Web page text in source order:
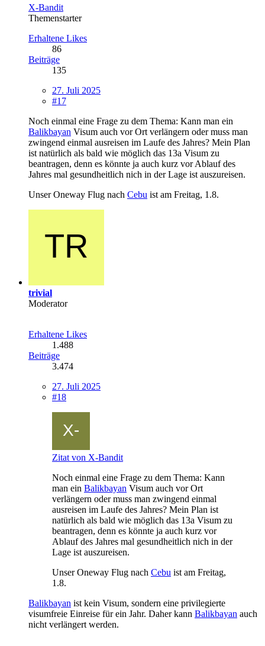
X-Bandit
Themenstarter
Erhaltene Likes
86
Beiträge
135
27. Juli 2025
#17
Noch einmal eine Frage zu dem Thema: Kann man ein
Balikbayan Visum auch vor Ort verlängern oder muss man
zwingend einmal ausreisen im Laufe des Jahres? Mein Plan
ist natürlich als bald wie möglich das 13a Visum zu
beantragen, denn es könnte ja auch kurz vor Ablauf des
Jahres mal gesundheitlich nich in der Lage ist auszureisen.
Unser Oneway Flug nach Cebu ist am Freitag, 1.8.
trivial
Moderator
Erhaltene Likes
1.488
Beiträge
3.474
27. Juli 2025
#18
Zitat von X-Bandit
Noch einmal eine Frage zu dem Thema: Kann
man ein Balikbayan Visum auch vor Ort
verlängern oder muss man zwingend einmal
ausreisen im Laufe des Jahres? Mein Plan ist
natürlich als bald wie möglich das 13a Visum zu
beantragen, denn es könnte ja auch kurz vor
Ablauf des Jahres mal gesundheitlich nich in der
Lage ist auszureisen.
Unser Oneway Flug nach Cebu ist am Freitag,
1.8.
Balikbayan ist kein Visum, sondern eine privilegierte
visumfreie Einreise für ein Jahr. Daher kann Balikbayan auch
nicht verlängert werden.